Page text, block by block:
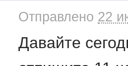
Отправлено 22
Давайте